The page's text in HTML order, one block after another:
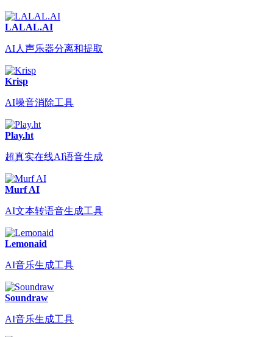
LALAL.AI
AI人声乐器分离和提取
Krisp
AI噪音消除工具
Play.ht
超真实在线AI语音生成
Murf AI
AI文本转语音生成工具
Lemonaid
AI音乐生成工具
Soundraw
AI音乐生成工具